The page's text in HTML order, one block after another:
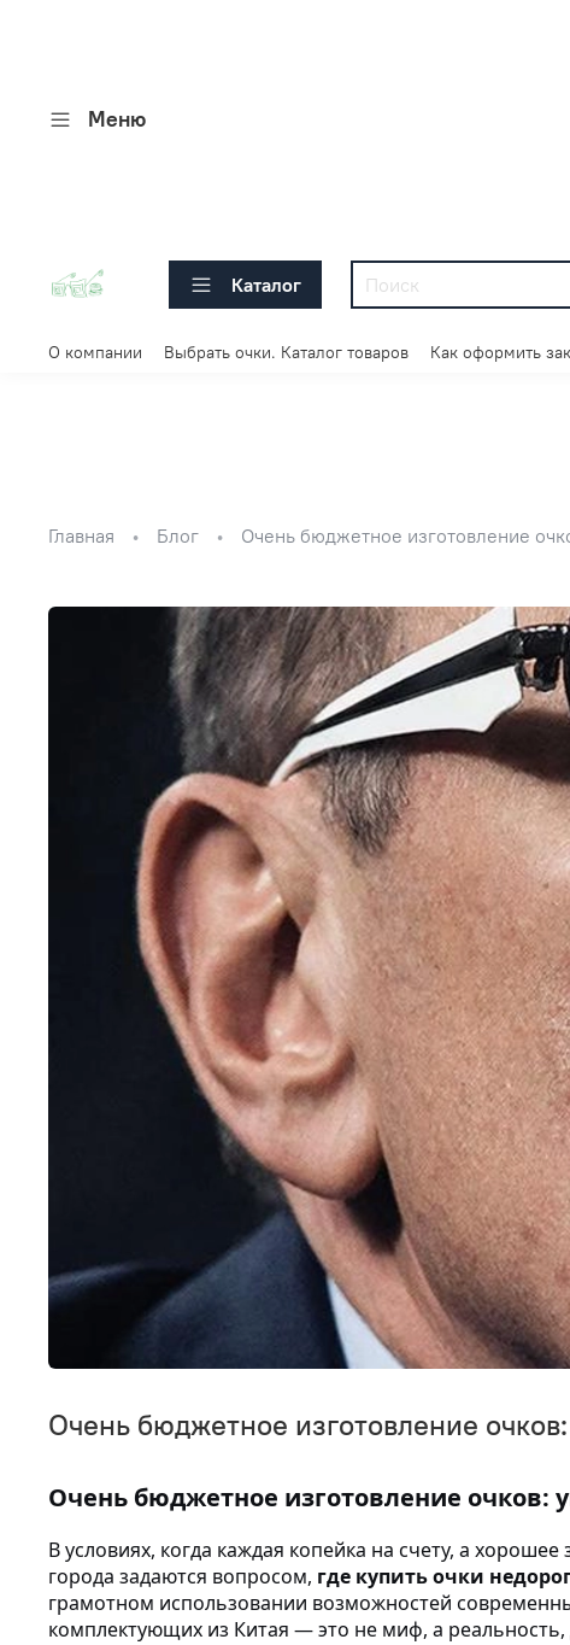
Меню
Каталог
О компании Выбрать очки. Каталог товаров Как оформить
Главная Блог Очень бюджетное изготовление
Очень бюджетное изготовление
Очень бюджетное изготовление очков:
В условиях, когда каждая копейка на счету, а
города задаются вопросом, где купить очки
грамотном использовании возможностей
комплектующих из Китая — это не миф, а